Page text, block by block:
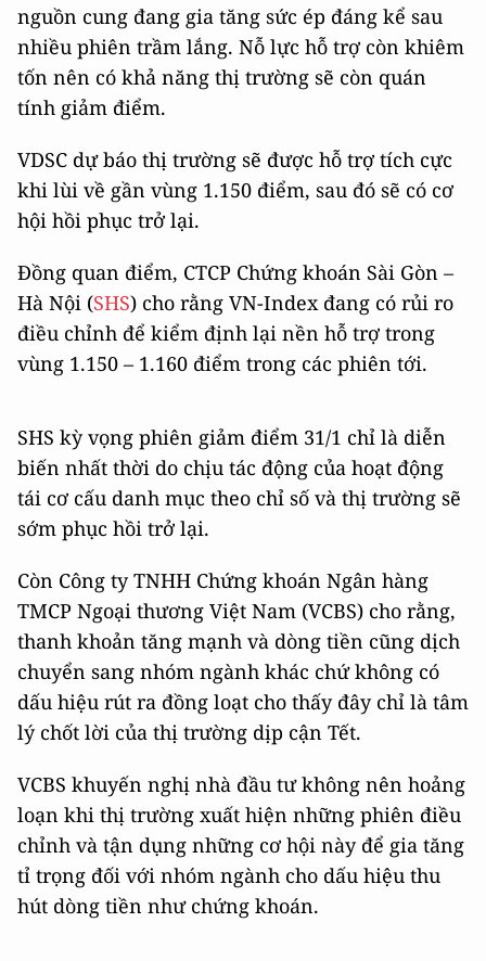
nguồn cung đang gia tăng sức ép đáng kể sau
nhiều phiên trầm lắng. Nỗ lực hỗ trợ còn khiêm
tốn nên có khả năng thị trường sẽ còn quán
tính giảm điểm.
VDSC dự báo thị trường sẽ được hỗ trợ tích cực
khi lùi về gần vùng 1.150 điểm, sau đó sẽ có cơ
hội hồi phục trở lại.
Đồng quan điểm, CTCP Chứng khoán Sài Gòn –
Hà Nội (SHS) cho rằng VN-Index đang có rủi ro
điều chỉnh để kiểm định lại nền hỗ trợ trong
vùng 1.150 – 1.160 điểm trong các phiên tới.
SHS kỳ vọng phiên giảm điểm 31/1 chỉ là diễn
biến nhất thời do chịu tác động của hoạt động
tái cơ cấu danh mục theo chỉ số và thị trường sẽ
sớm phục hồi trở lại.
Còn Công ty TNHH Chứng khoán Ngân hàng
TMCP Ngoại thương Việt Nam (VCBS) cho rằng,
thanh khoản tăng mạnh và dòng tiền cũng dịch
chuyển sang nhóm ngành khác chứ không có
dấu hiệu rút ra đồng loạt cho thấy đây chỉ là tâm
lý chốt lời của thị trường dịp cận Tết.
VCBS khuyến nghị nhà đầu tư không nên hoảng
loạn khi thị trường xuất hiện những phiên điều
chỉnh và tận dụng những cơ hội này để gia tăng
tỉ trọng đối với nhóm ngành cho dấu hiệu thu
hút dòng tiền như chứng khoán.